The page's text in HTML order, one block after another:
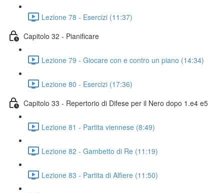
Lezione 78 - Esercizi (11:37)
Capitolo 32 - Pianificare
Lezione 79 - Giocare con e contro un piano (14:34)
Lezione 80 - Esercizi (17:36)
Capitolo 33 - Repertorio di Difese per il Nero dopo 1.e4 e5
Lezione 81 - Partita viennese (8:49)
Lezione 82 - Gambetto di Re (11:19)
Lezione 83 - Partita di Alfiere (11:50)